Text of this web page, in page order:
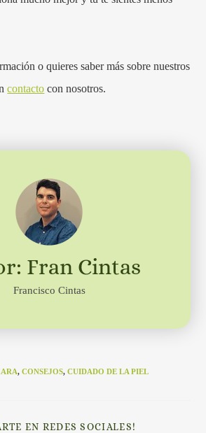
o quieres saber más sobre nuestros
contacto con nosotros.
Fran Cintas
Francisco Cintas
, CONSEJOS, CUIDADO DE LA PIEL
EN REDES SOCIALES!